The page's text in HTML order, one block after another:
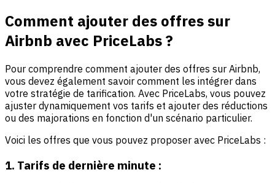
Comment ajouter des offres sur
Airbnb avec PriceLabs ?
Pour comprendre comment ajouter des offres sur Airbnb,
vous devez également savoir comment les intégrer dans
votre stratégie de tarification. Avec PriceLabs, vous pouvez
ajuster dynamiquement vos tarifs et ajouter des réductions
ou des majorations en fonction d'un scénario particulier.
Voici les offres que vous pouvez proposer avec PriceLabs :
1. Tarifs de dernière minute :